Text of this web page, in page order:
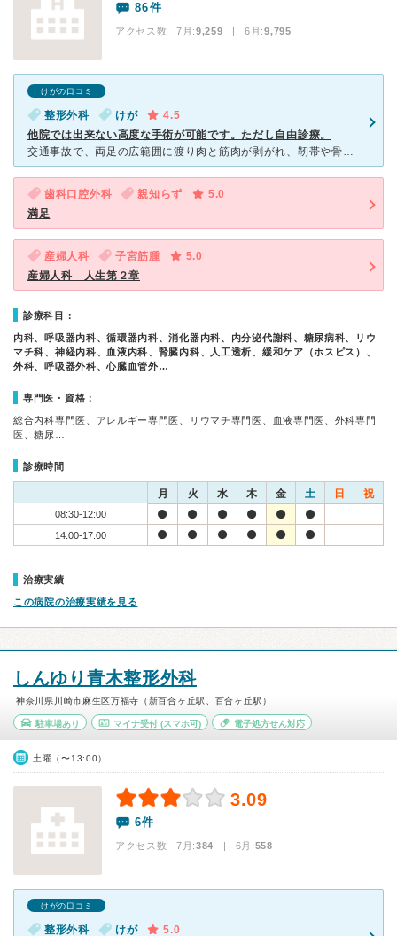
86件
アクセス数 7月:9,259 | 6月:9,795
けがの口コミ
整形外科 けが
4.5
他院では出来ない高度な手術が可能です。ただし自由診療。
交通事故で、両足の広範囲に渡り肉と筋肉が剥がれ、靭帯や骨も折れたり断裂したり。他院で皮膚移植などしましたがこれ以上の治療は頭打ち… そんな時にこちらの外傷再建センターの評判を聞きセカンドオピニオンで
歯科口腔外科 親知らず
5.0
満足
産婦人科 子宮筋腫
5.0
産婦人科 人生第２章
診療科目：
内科、呼吸器内科、循環器内科、消化器内科、内分泌代謝科、糖尿病科、リウ
マチ科、神経内科、血液内科、腎臓内科、人工透析、緩和ケア（ホスピス）、
外科、呼吸器外科、心臓血管外…
専門医・資格：
総合内科専門医、アレルギー専門医、リウマチ専門医、血液専門医、外科専門
医、糖尿…
診療時間
月 火 水 木 金 土 日 祝
08:30-12:00
14:00-17:00
治療実績
この病院の治療実績を見る
しんゆり青木整形外科
神奈川県川崎市麻生区万福寺（新百合ヶ丘駅、百合ヶ丘駅）
駐車場あり マイナ受付(スマホ可) 電子処方せん対応
土曜（〜13:00）
3.09
6件
アクセス数 7月:384 | 6月:558
けがの口コミ
整形外科 けが 5.0